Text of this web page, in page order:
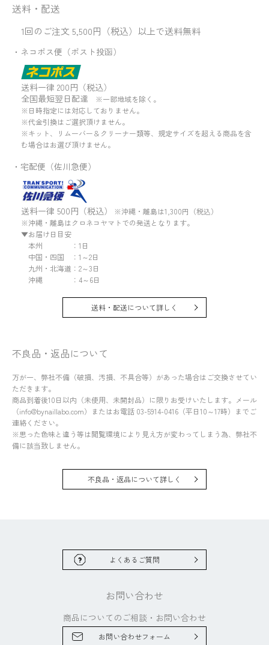
送料・配送
1回のご注文 5,500円（税込）以上で送料無料
・ネコポス便（ポスト投函）
送料一律 200円（税込）
全国最短翌日配達 ※一部地域を除く。
※日時指定には対応しておりません。
※代金引換はご選択頂けません。
※キット、リムーバー＆クリーナー類等、規定サイズを超える商品を含
む場合はお選び頂けません。
・宅配便（佐川急便）
送料一律 500円（税込）
※沖縄・離島は1,300円（税込）
※沖縄・離島はクロネコヤマトでの発送となります。
▼お届け日目安
本州 ：1日
中国・四国 ：1～2日
九州・北海道：2～3日
沖縄 ：4～6日
送料・配送について詳しく
不良品・返品について
万が一、弊社不備（破損、汚損、不具合等）があった場合はご交換させてい
ただきます。
商品到着後10日以内（未使用、未開封品）に限りお受けいたします。メール
（info@bynaillabo.com）またはお電話 03-5914-0416（平日10～17時）までご
連絡ください。
※思った色味と違う等は閲覧環境により見え方が変わってしまう為、弊社不
備に該当致しません。
不良品・返品について詳しく
よくあるご質問
お問い合わせ
商品についてのご相談・ お問い合わせ
お問い合わせフォーム